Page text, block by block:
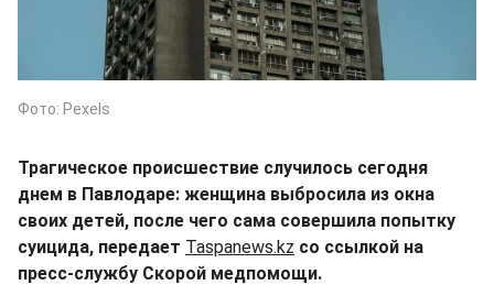
Фото: Pexels
Трагическое происшествие случилось сегодня
днем в Павлодаре: женщина выбросила из окна
своих детей, после чего сама совершила попытку
суицида, передает Taspanews.kz со ссылкой на
пресс-службу Скорой медпомощи.